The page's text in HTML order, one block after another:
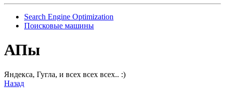
Search Engine Optimization
Поисковые машины
АПы
Яндекса, Гугла, и всех всех всех.. :)
Назад